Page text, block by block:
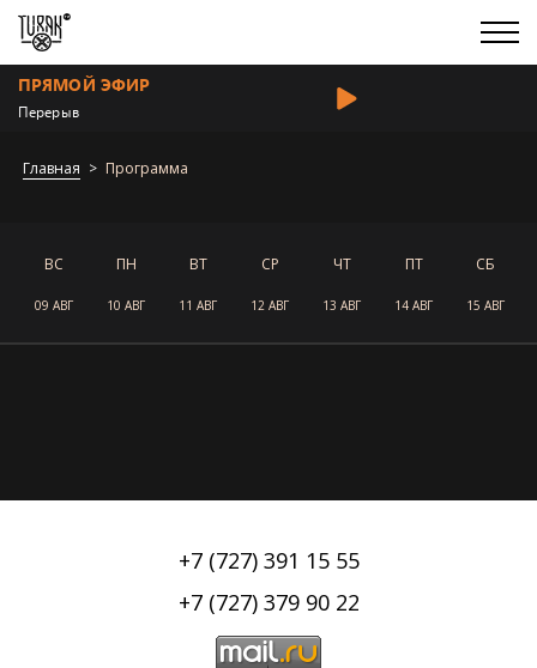
ПРЯМОЙ ЭФИР
Перерыв
Главная Программа
ВС
09 АВГ
ПН
10 АВГ
ВТ
11 АВГ
СР
12 АВГ
ЧТ
13 АВГ
ПТ
14 АВГ
СБ
15 АВГ
+7 (727) 391 15 55
+7 (727) 379 90 22